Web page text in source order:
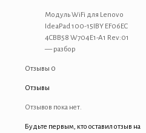
EF06EC
4CBB58
A1
Rev:01
разбор
Модуль WiFi для Lenovo
IdeaPad 100-15IBY EF06EC
4CBB58 W704E1-A1 Rev:01
— разбор
Отзывы 0
Отзывы
Отзывов пока нет.
Будьте первым, кто оставил отзыв на